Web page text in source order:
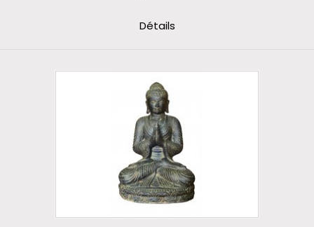
Détails